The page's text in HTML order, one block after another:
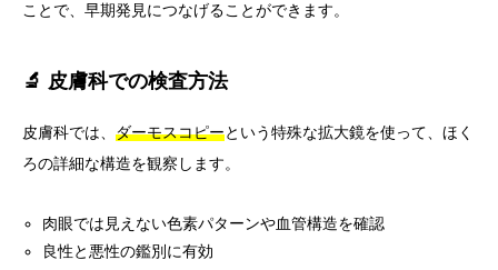
ことで、早期発見につなげることができます。
🔬 皮膚科での検査方法
皮膚科では、 ダーモスコピーという特殊な拡大鏡を使って、ほく
ろの詳細な構造を観察します。
肉眼では見えない色素パターンや血管構造を確認
良性と悪性の鑑別に有効